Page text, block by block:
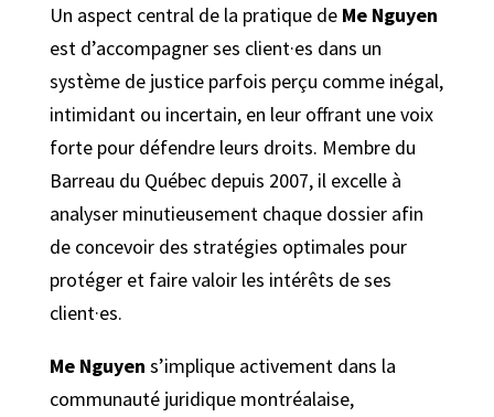
Un aspect central de la pratique de Me Nguyen
est d’accompagner ses client·es dans un
système de justice parfois perçu comme inégal,
intimidant ou incertain, en leur offrant une voix
forte pour défendre leurs droits. Membre du
Barreau du Québec depuis 2007, il excelle à
analyser minutieusement chaque dossier afin
de concevoir des stratégies optimales pour
protéger et faire valoir les intérêts de ses
client·es.
Me Nguyen s’implique activement dans la
communauté juridique montréalaise,